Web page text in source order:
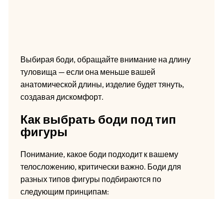
Выбирая боди, обращайте внимание на длину
туловища — если она меньше вашей
анатомической длины, изделие будет тянуть,
создавая дискомфорт.
Как выбрать боди под тип
фигуры
Понимание, какое боди подходит к вашему
телосложению, критически важно. Боди для
разных типов фигуры подбираются по
следующим принципам: